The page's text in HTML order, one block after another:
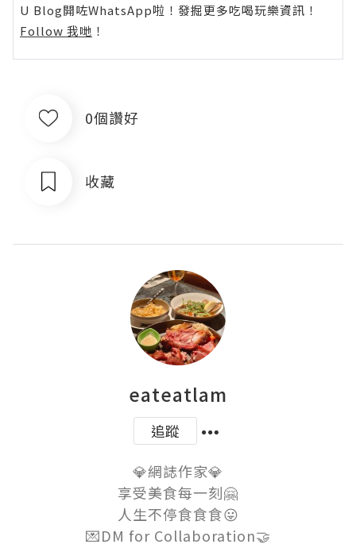
U Blog開咗WhatsApp啦！發掘更多吃喝玩樂資訊！
Follow 我哋 ！
0個讚好
收藏
eateatlam
追蹤
💎網誌作家💎
享受美食每一刻🤗
人生不停食食食😛
💌DM for Collaboration🤝